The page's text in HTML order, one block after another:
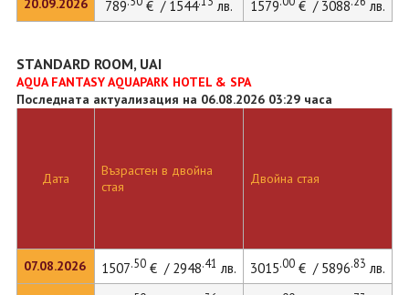
20.09.2026
789
€ / 1544 лв. 1579 € / 3088 лв.
STANDARD ROOM, UAI
AQUA FANTASY AQUAPARK HOTEL & SPA
Последната актуализация на 06.08.2026 03:29 часа
Дата
07.08.2026
Възрастен в двойна
стая
Двойна стая
1507.50€ / 2948.41 лв. 3015.00€ / 5896.83 лв.